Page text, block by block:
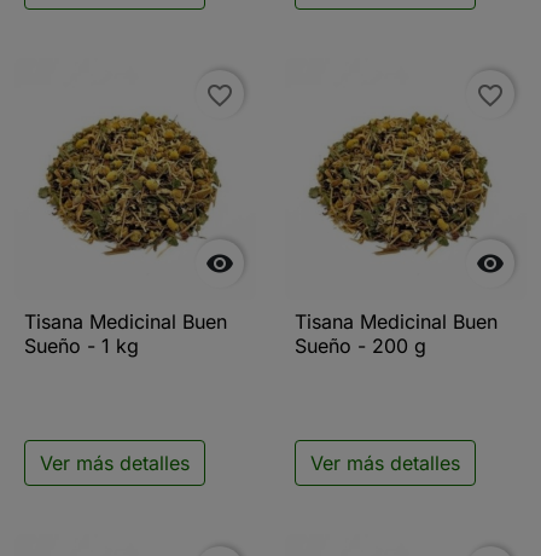

favorite_border
Tisana Medicinal Buen
Sueño - 1 kg
Ver más detalles

favorite_border
Tisana Medicinal Buen
Sueño - 200 g
Ver más detalles